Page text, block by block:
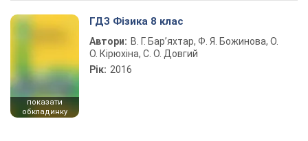
показати
обкладинку
ГДЗ Фізика 8 клас
Автори: В. Г. Бар’яхтар, Ф. Я. Божинова, О.
О. Кірюхіна, С. О. Довгий
Рік: 2016